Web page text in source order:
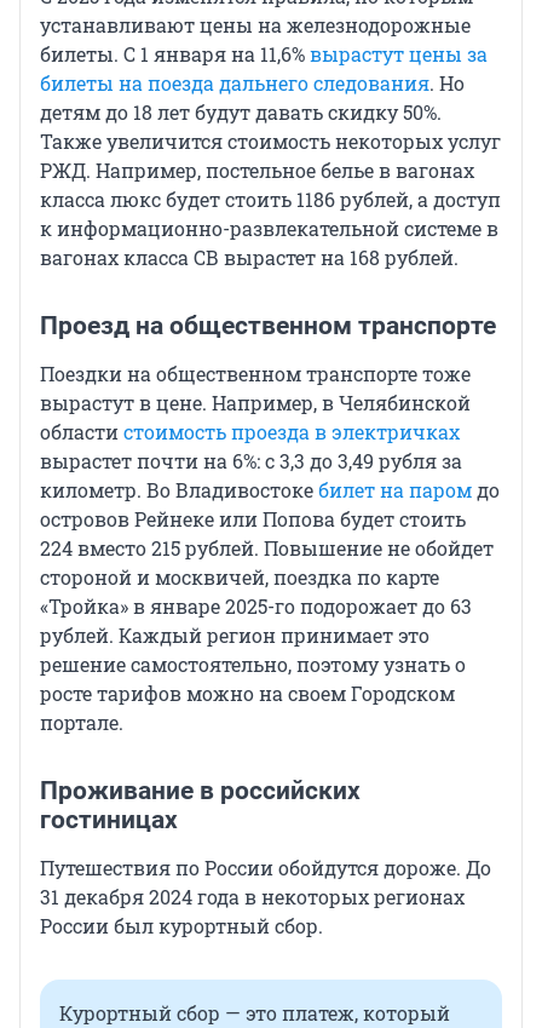
устанавливают цены на железнодорожные
билеты. С 1 января на 11,6%вырастут цены за
билеты на поезда дальнего следования. Но
детям до 18 лет будут давать скидку 50%.
Также увеличится стоимость некоторых услуг
РЖД. Например, постельное белье в вагонах
класса люкс будет стоить 1186 рублей, а доступ
к информационно-развлекательной системе в
вагонах класса СВ вырастет на 168 рублей.
Проезд на общественном транспорте
Поездки на общественном транспорте тоже
вырастут в цене. Например, в Челябинской
областистоимость проезда в электричках
вырастет почти на 6%: с 3,3 до 3,49 рубля за
километр. Во Владивостокебилет на паромдо
островов Рейнеке или Попова будет стоить
224 вместо 215 рублей. Повышение не обойдет
стороной и москвичей, поездка по карте
«Тройка» в январе 2025-го подорожает до 63
рублей. Каждый регион принимает это
решение самостоятельно, поэтому узнать о
росте тарифов можно на своем Городском
портале.
Проживание в российских
гостиницах
Путешествия по России обойдутся дороже. До
31 декабря 2024 года в некоторых регионах
России был курортный сбор.
Курортный сбор — это платеж, который